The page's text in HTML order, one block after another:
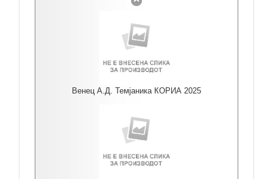
Венец А.Д. Темјаника КОРИА 2025